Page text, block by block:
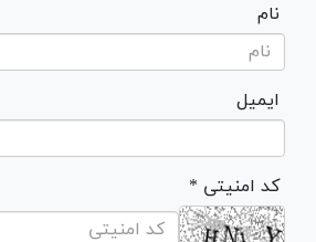
نام
ایمیل
* کد امنیتی